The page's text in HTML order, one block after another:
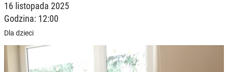
16 listopada 2025
Godzina: 12:00
Dla dzieci